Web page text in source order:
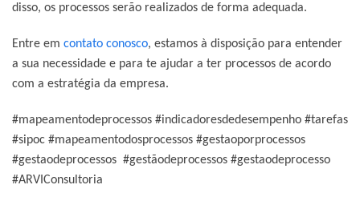
disso, os processos serão realizados de forma adequada.
Entre em contato conosco, estamos à disposição para entender
a sua necessidade e para te ajudar a ter processos de acordo
com a estratégia da empresa.
#mapeamentodeprocessos #indicadoresdedesempenho #tarefas
#sipoc #mapeamentodosprocessos #gestaoporprocessos
#gestaodeprocessos #gestãodeprocessos #gestaodeprocesso
#ARVIConsultoria